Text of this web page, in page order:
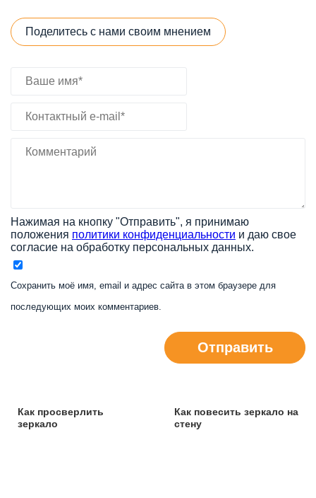
Поделитесь с нами своим мнением
Нажимая на кнопку "Отправить", я принимаю
положения политики конфиденциальности и даю свое
согласие на обработку персональных данных.
Сохранить моё имя, email и адрес сайта в этом браузере для
последующих моих комментариев.
Отправить
Как просверлить
зеркало
Как повесить зеркало на
стену